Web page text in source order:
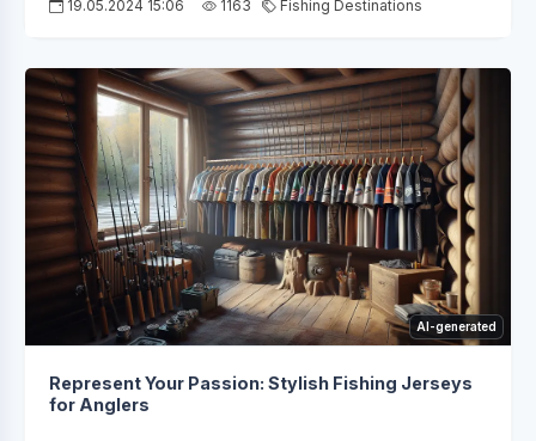
19.05.2024 15:06 1163 Fishing Destinations
AI-generated
Represent Your Passion: Stylish Fishing Jerseys
for Anglers